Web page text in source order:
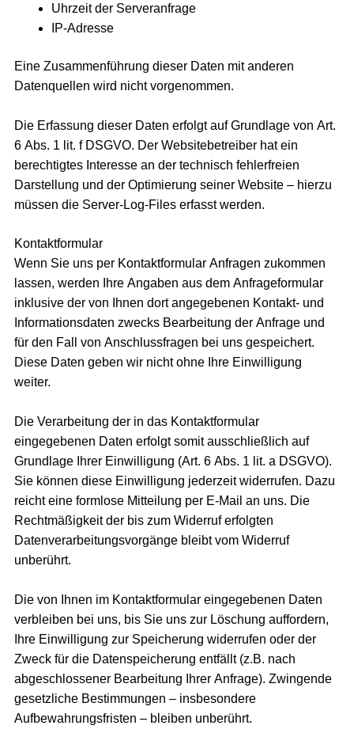
Uhrzeit der Serveranfrage
IP-Adresse
Eine Zusammenführung dieser Daten mit anderen
Datenquellen wird nicht vorgenommen.
Die Erfassung dieser Daten erfolgt auf Grundlage von Art.
6 Abs. 1 lit. f DSGVO. Der Websitebetreiber hat ein
berechtigtes Interesse an der technisch fehlerfreien
Darstellung und der Optimierung seiner Website – hierzu
müssen die Server-Log-Files erfasst werden.
Kontaktformular
Wenn Sie uns per Kontaktformular Anfragen zukommen
lassen, werden Ihre Angaben aus dem Anfrageformular
inklusive der von Ihnen dort angegebenen Kontakt- und
Informationsdaten zwecks Bearbeitung der Anfrage und
für den Fall von Anschlussfragen bei uns gespeichert.
Diese Daten geben wir nicht ohne Ihre Einwilligung
weiter.
Die Verarbeitung der in das Kontaktformular
eingegebenen Daten erfolgt somit ausschließlich auf
Grundlage Ihrer Einwilligung (Art. 6 Abs. 1 lit. a DSGVO).
Sie können diese Einwilligung jederzeit widerrufen. Dazu
reicht eine formlose Mitteilung per E-Mail an uns. Die
Rechtmäßigkeit der bis zum Widerruf erfolgten
Datenverarbeitungsvorgänge bleibt vom Widerruf
unberührt.
Die von Ihnen im Kontaktformular eingegebenen Daten
verbleiben bei uns, bis Sie uns zur Löschung auffordern,
Ihre Einwilligung zur Speicherung widerrufen oder der
Zweck für die Datenspeicherung entfällt (z.B. nach
abgeschlossener Bearbeitung Ihrer Anfrage). Zwingende
gesetzliche Bestimmungen – insbesondere
Aufbewahrungsfristen – bleiben unberührt.